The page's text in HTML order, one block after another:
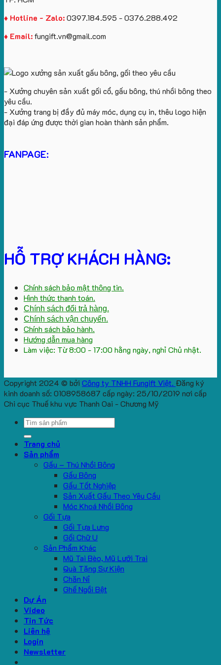
♦ Hotline - Zalo:0397.184.595 - 0376.288.492
♦ Email:fungift.vn@gmail.com
- Xưởng chuyên sản xuất gối cổ, gấu bông, thú nhồi bông theo
yêu cầu.
- Xưởng trang bị đầy đủ máy móc, dụng cụ in, thêu logo hiện
đại đáp ứng được thời gian hoàn thành sản phẩm.
FANPAGE:
HỖ TRỢ KHÁCH HÀNG:
Chính sách bảo mật thông tin.
Hình thức thanh toán.
Chính sách đổi trả hàng.
Chính sách vận chuyển.
Chính sách bảo hành.
Hướng dẫn mua hàng
Làm việc: Từ 8:00 - 17:00 hằng ngày, nghỉ Chủ nhật.
Copyright 2024 © bởi Công ty TNHH Fungift Việt. Đăng ký
kinh doanh số: 0108958687 cấp ngày: 25/10/2019 nơi cấp
Chi cục Thuế khu vực Thanh Oai - Chương Mỹ
Search
Trang chủ
Sản phẩm
Gấu – Thú Nhồi Bông
Gấu Bông
Gấu Tốt Nghiệp
Sản Xuất Gấu Theo Yêu Cầu
Móc Khoá Nhồi Bông
Gối Tựa
Gối Tựa Lưng
Gối Chữ U
Sản Phẩm Khác
Mũ Tai Bèo, Mũ Lưỡi Trai
Quà Tặng Sự Kiện
Chăn Nỉ
Ghế Ngồi Bệt
Dự Án
Video
Tin Tức
Liên hệ
Login
Newsletter